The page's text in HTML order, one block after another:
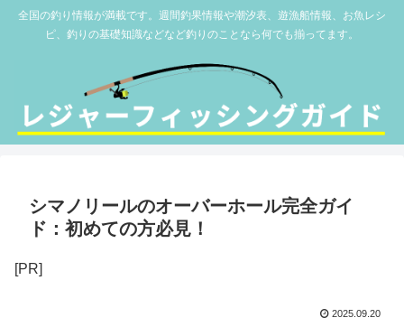
全国の釣り情報が満載です。週間釣果情報や潮汐表、遊漁船情報、お魚レシ
ピ、釣りの基礎知識などなど釣りのことなら何でも揃ってます。
シマノリールのオーバーホール完全ガイ
ド：初めての方必見！
[PR]
2025.09.20